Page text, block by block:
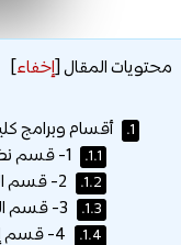
محتويات المقال[إخفاء]
1. أقسام وبرامج
1.1.
1.2.
1.3.
1.4.